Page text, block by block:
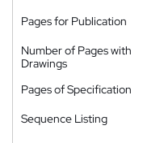
Pages for Publication
Number of Pages with
Drawings
Pages of Specification
Sequence Listing